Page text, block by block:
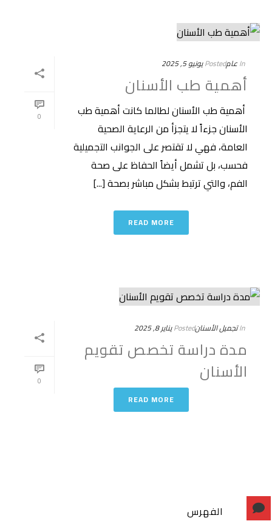
0
InعامPostedيونيو 5, 2025
أهمية طب الأسنان
أهمية طب الأسنان لطالما كانت أهمية طب
الأسنان جزءاً لا يتجزأ من الرعاية الصحية
العامة، فهي لا تقتصر على الجوانب التجميلية
فحسب، بل تشمل أيضاً الحفاظ على صحة
الفم، والتي ترتبط بشكل مباشر بصحة [...]
READ MORE
0
Inتجميل الأسنانPostedيناير 8, 2025
مدة دراسة تخصص تقويم
الأسنان
READ MORE
الفهرس